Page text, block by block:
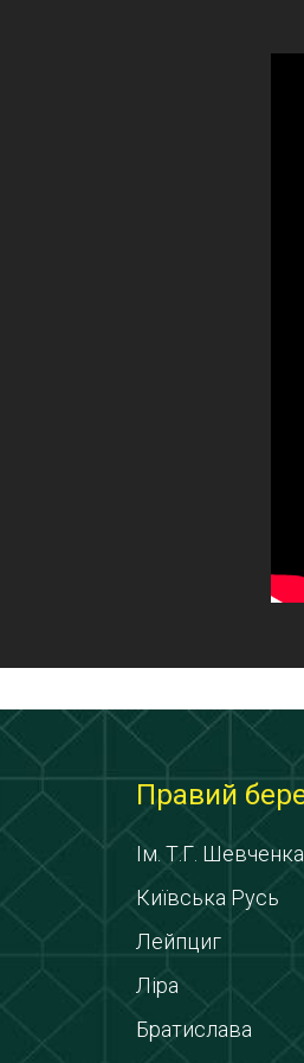
Правий
Ім. Т.Г. Шевченка
Київська Русь
Лейпциг
Ліра
Братислава